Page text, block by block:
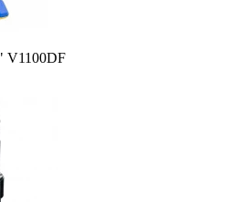
V1100DF